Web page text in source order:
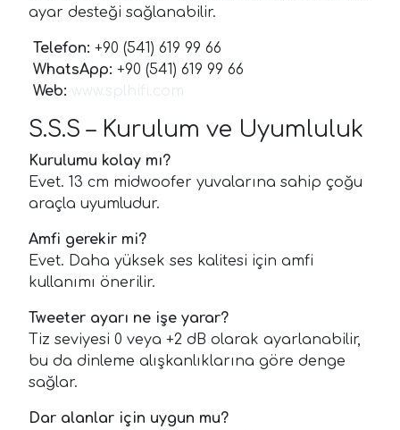
ayar desteği sağlanabilir.
Telefon: +90 (541) 619 99 66
WhatsApp: +90 (541) 619 99 66
Web:
S.S.S – Kurulum ve Uyumluluk
Kurulumu kolay mı?
Evet. 13 cm midwoofer yuvalarına sahip çoğu
araçla uyumludur.
Amfi gerekir mi?
Evet. Daha yüksek ses kalitesi için amfi
kullanımı önerilir.
Tweeter ayarı ne işe yarar?
Tiz seviyesi 0 veya +2 dB olarak ayarlanabilir,
bu da dinleme alışkanlıklarına göre denge
sağlar.
Dar alanlar için uygun mu?